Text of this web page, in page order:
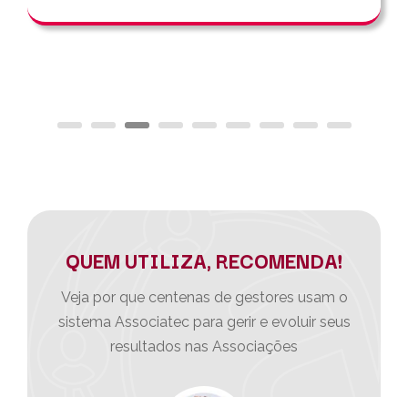
QUEM UTILIZA, RECOMENDA!
Veja por que centenas de gestores usam o
sistema Associatec para gerir e evoluir seus
resultados nas Associações